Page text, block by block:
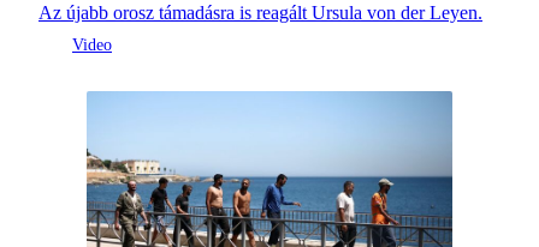
Az újabb orosz támadásra is reagált Ursula von der Leyen.